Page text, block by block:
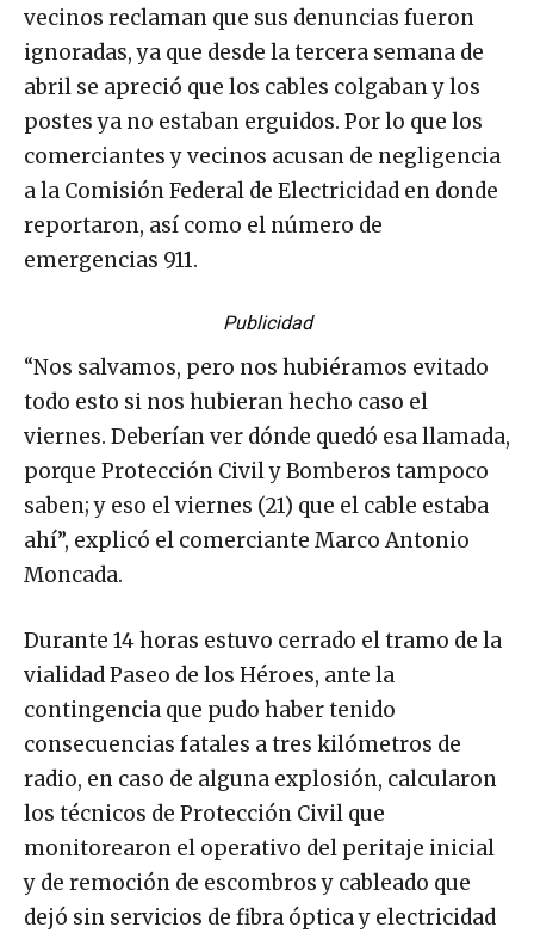
vecinos reclaman que sus denuncias fueron
ignoradas, ya que desde la tercera semana de
abril se apreció que los cables colgaban y los
postes ya no estaban erguidos. Por lo que los
comerciantes y vecinos acusan de negligencia
a la Comisión Federal de Electricidad en donde
reportaron, así como el número de
emergencias 911.
Publicidad
“Nos salvamos, pero nos hubiéramos evitado
todo esto si nos hubieran hecho caso el
viernes. Deberían ver dónde quedó esa llamada,
porque Protección Civil y Bomberos tampoco
saben; y eso el viernes (21) que el cable estaba
ahí”, explicó el comerciante Marco Antonio
Moncada.
Durante 14 horas estuvo cerrado el tramo de la
vialidad Paseo de los Héroes, ante la
contingencia que pudo haber tenido
consecuencias fatales a tres kilómetros de
radio, en caso de alguna explosión, calcularon
los técnicos de Protección Civil que
monitorearon el operativo del peritaje inicial
y de remoción de escombros y cableado que
dejó sin servicios de fibra óptica y electricidad